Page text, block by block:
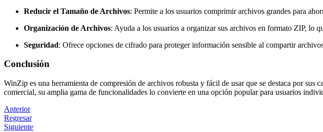
Reducir el Tamaño de Archivos: Permite a los usuarios comprimir archivos grandes para
Organización de Archivos: Ayuda a los usuarios a organizar sus archivos en formato ZIP, lo
Seguridad: Ofrece opciones de cifrado para proteger información sensible al compartir
Conclusión
WinZip es una herramienta de compresión de archivos robusta y fácil de usar que se destaca por
comercial, su amplia gama de funcionalidades lo convierte en una opción popular para usuarios
Anterior
Regresar
Siguiente